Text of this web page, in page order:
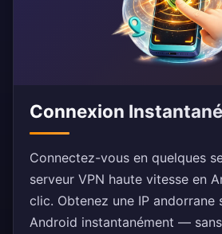
Connexion
Connectez-vous en quelques
serveur VPN haute vitesse en
clic. Obtenez une IP andorrane
Android instantanément —